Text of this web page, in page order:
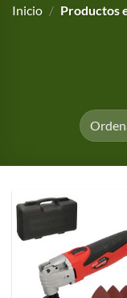
Inicio / Productos